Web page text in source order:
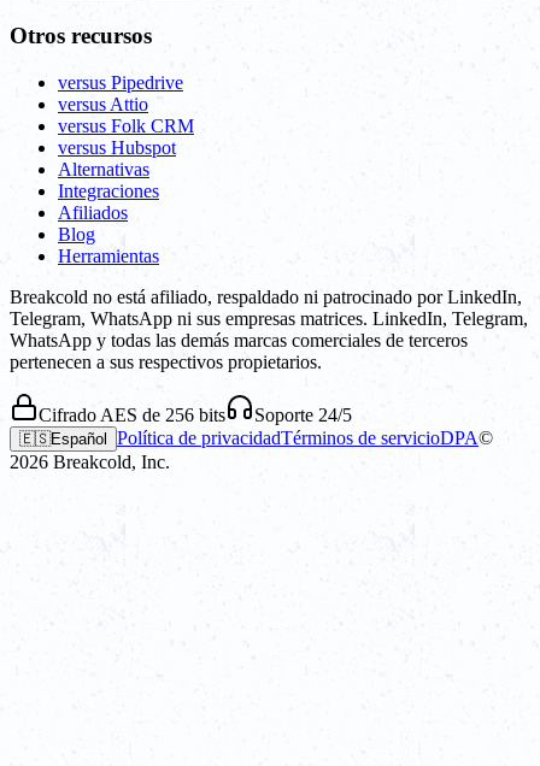
Otros recursos
versus Pipedrive
versus Attio
versus Folk CRM
versus Hubspot
Alternativas
Integraciones
Afiliados
Blog
Herramientas
Breakcold no está afiliado, respaldado ni patrocinado por LinkedIn,
Telegram, WhatsApp ni sus empresas matrices. LinkedIn, Telegram,
WhatsApp y todas las demás marcas comerciales de terceros
pertenecen a sus respectivos propietarios.
Cifrado AES de 256 bits Soporte 24/5
🇪🇸Español Política de privacidadTérminos de servicioDPA©
2026 Breakcold, Inc.